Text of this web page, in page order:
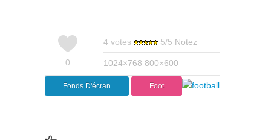
0
4 votes 5/5 Notez
1024×768 800×600
Fonds D'écran Foot